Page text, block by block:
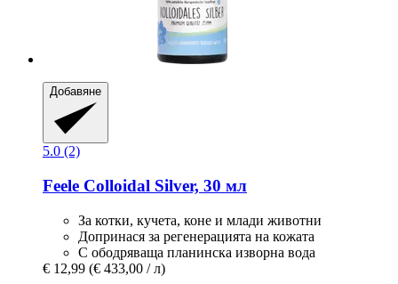
Добавяне
5.0 (2)
Feele Colloidal Silver, 30 мл
За котки, кучета, коне и млади животни
Допринася за регенерацията на кожата
С ободряваща планинска изворна вода
€ 12,99 (€ 433,00 / л)